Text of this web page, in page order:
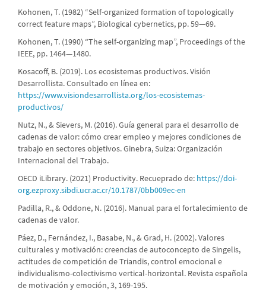
Kohonen, T. (1982) “Self-organized formation of topologically
correct feature maps”, Biological cybernetics, pp. 59—69.
Kohonen, T. (1990) “The self-organizing map”, Proceedings of the
IEEE, pp. 1464—1480.
Kosacoff, B. (2019). Los ecosistemas productivos. Visión
Desarrollista. Consultado en línea en:
https://www.visiondesarrollista.org/los-ecosistemas-
productivos/
Nutz, N., & Sievers, M. (2016). Guía general para el desarrollo de
cadenas de valor: cómo crear empleo y mejores condiciones de
trabajo en sectores objetivos. Ginebra, Suiza: Organización
Internacional del Trabajo.
OECD iLibrary. (2021) Productivity. Recueprado de: https://doi-
org.ezproxy.sibdi.ucr.ac.cr/10.1787/0bb009ec-en
Padilla, R., & Oddone, N. (2016). Manual para el fortalecimiento de
cadenas de valor.
Páez, D., Fernández, I., Basabe, N., & Grad, H. (2002). Valores
culturales y motivación: creencias de autoconcepto de Singelis,
actitudes de competición de Triandis, control emocional e
individualismo-colectivismo vertical-horizontal. Revista española
de motivación y emoción, 3, 169-195.